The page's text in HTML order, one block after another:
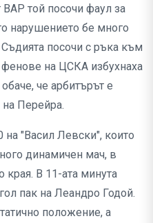
той посочи фаул за
нарушението бе много
посочи с ръка към
фенове на ЦСКА избухнаха
че арбитърът е
на Перейра.
на "Васил Левски", които
динамичен мач, в
края. В 11-ата минута
пак на Леандро Годой.
положение, а